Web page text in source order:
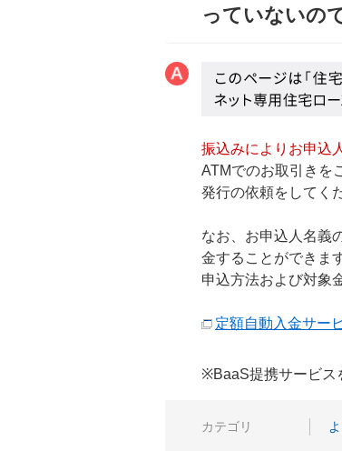
っていないの
振込みによりお申込
ATMでのお取引きを
発行の依頼をしてく
なお、お申込人名義
金することができま
申込方法および対象
定額自動入金サー
※BaaS提携サービス
カテゴリ